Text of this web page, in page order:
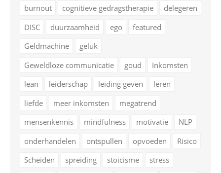
burnout
cognitieve gedragstherapie
delegeren
DISC
duurzaamheid ego
featured
Geldmachine
geluk
Geweldloze communicatie
goud
Inkomsten
lean
leiderschap leiding geven
leren
liefde
meer inkomsten
megatrend
mensenkennis
mindfulness motivatie
NLP
onderhandelen
ontspullen opvoeden
Risico
Scheiden
spreiding stoicisme
stress